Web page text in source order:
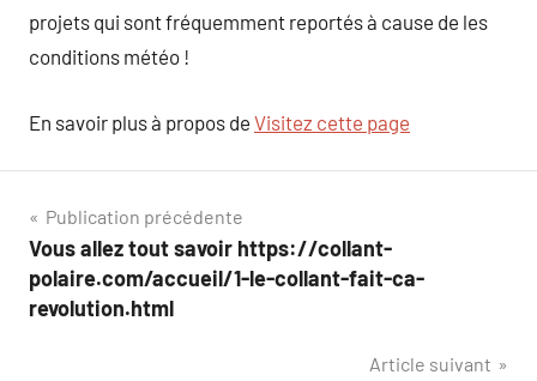
projets qui sont fréquemment reportés à cause de les
conditions météo !
En savoir plus à propos de Visitez cette page
Navigation
de
l’article
Publication précédente
Vous allez tout savoir https://collant-
polaire.com/accueil/1-le-collant-fait-ca-
revolution.html
Article suivant